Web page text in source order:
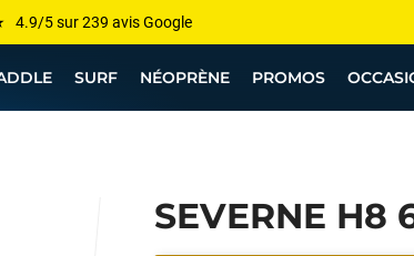
marques sont chez Funway
de remise sur le windsurf, wingfoil, etc...
garanti — Moins cher ailleurs ? On s’aligne !
SURF NÉOPRÈNE PROMOS
SEVERNE H8